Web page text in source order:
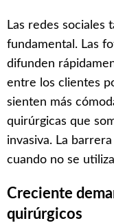
Las redes sociales
fundamental. Las
difunden
entre los clientes
sienten más
quirúrgicas que
invasiva. La
cuando no se
Creciente
quirúrgicos